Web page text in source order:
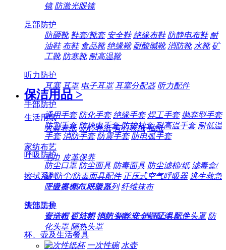
镜 防激光眼镜
足部防护
防砸靴 鞋套/靴套 安全鞋 绝缘布鞋 防静电布鞋 耐
油鞋 布鞋 食品靴 绝缘靴 耐酸碱靴 消防靴 水靴 矿
工靴 防寒靴 耐高温靴
听力防护
耳塞 耳罩 电子耳罩 耳塞分配器 听力配件
手部防护
通用手套 防化手套 绝缘手套 焊工手套 抛弃型手套
防割手套 防静电手套 防护袖套 耐高温手套 耐低温
手套 消防手套 防震手套 防电弧手套
呼吸防护
防尘口罩 防尘面具 防毒面具 防尘滤棉/纸 滤毒盒/
罐 防尘/防毒面具配件 正压式空气呼吸器 逃生救急
呼吸器 氧气呼吸器
头部防护
安全帽 矿灯帽 消防头盔 安全帽配件 防尘头罩 防
化头罩 隔热头罩
保洁用品 >
生活用纸
大盘卷纸 无心卷纸 有心卷纸 抽纸
家纺布艺
毛巾 皮革保养
擦拭系列
工业擦机布 纸架系列 纤维抹布
清洁工具
百洁布 百洁垫 拖把 钢丝球 清洁工具配件
杯、壶及生活餐具
一次性纸杯 一次性碗 水壶